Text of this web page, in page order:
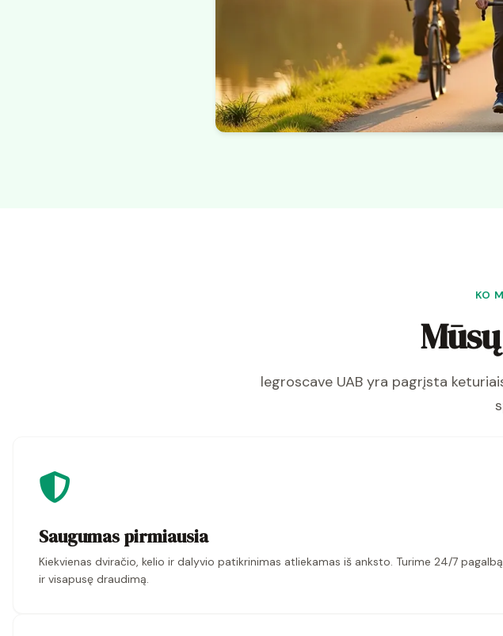
KO
legroscave UAB yra pagrįsta
Saugumas pirmiausia
Kiekvienas dviračio, kelio ir dalyvio patikrinimas atliekamas iš anksto. Turime 24/7 pagalbą
ir visapusę draudimą.